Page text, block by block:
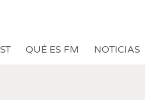
QUÉ ES FM NOTICIAS